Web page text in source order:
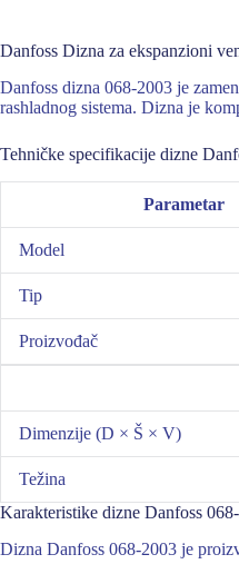
Danfoss Dizna za ekspanzioni
Danfoss dizna 068-2003 je
rashladnog sistema. Dizna je
Tehničke specifikacije dizne
Parametar
Model
Tip
Proizvođač
Dimenzije (D × Š × V)
Težina
Karakteristike dizne Danfoss
Dizna Danfoss 068-2003 je